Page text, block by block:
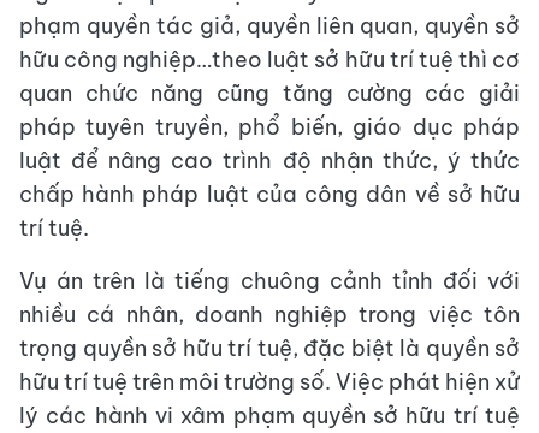
phạm quyền tác giả, quyền liên quan, quyền sở
hữu công nghiệp…theo luật sở hữu trí tuệ thì cơ
quan chức năng cũng tăng cường các giải
pháp tuyên truyền, phổ biến, giáo dục pháp
luật để nâng cao trình độ nhận thức, ý thức
chấp hành pháp luật của công dân về sở hữu
trí tuệ.
Vụ án trên là tiếng chuông cảnh tỉnh đối với
nhiều cá nhân, doanh nghiệp trong việc tôn
trọng quyền sở hữu trí tuệ, đặc biệt là quyền sở
hữu trí tuệ trên môi trường số. Việc phát hiện xử
lý các hành vi xâm phạm quyền sở hữu trí tuệ